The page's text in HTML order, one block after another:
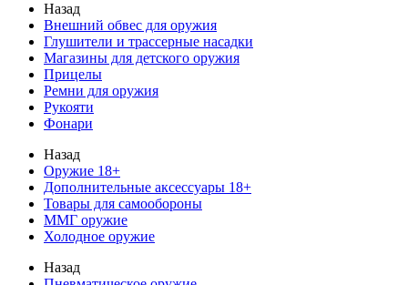
Назад
Внешний обвес для оружия
Глушители и трассерные насадки
Магазины для детского оружия
Прицелы
Ремни для оружия
Рукояти
Фонари
Назад
Оружие 18+
Дополнительные аксессуары 18+
Товары для самообороны
ММГ оружие
Холодное оружие
Назад